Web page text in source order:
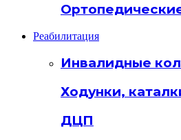
Реабилитация
Инвалидные
Ходунки,
ДЦП